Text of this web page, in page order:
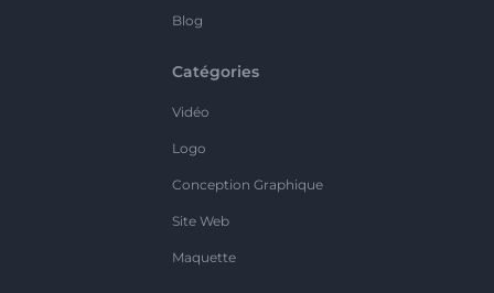
Blog
Catégories
Vidéo
Logo
Conception Graphique
Site Web
Maquette